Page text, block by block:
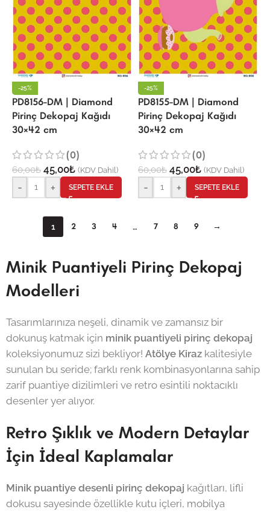
-25%
PD8156-DM | Diamond
Pirinç Dekopaj Kağıdı
30×42 cm
(0)
60,00₺ 45,00₺ (KDV Dahil)
- + SEPETE EKLE
-25%
PD8155-DM | Diamond
Pirinç Dekopaj Kağıdı
30×42 cm
(0)
60,00₺ 45,00₺ (KDV Dahil)
- + SEPETE EKLE
1 2 3 4 … 7 8 9 →
Minik Puantiyeli Pirinç Dekopaj
Modelleri
Tasarımlarınıza neşeli, dinamik ve zamansız bir
dokunuş katmak için minik puantiyeli pirinç dekopaj
koleksiyonumuz sizi bekliyor! Atölye Kiraz kalitesiyle
sunulan bu seride; farklı renk kombinasyonlarına sahip
zarif puantiye dizilimleri ve retro esintili noktacıklı
desenler yer alıyor.
Retro Şıklık ve Modern Detaylar
İçin İdeal Kaplamalar
Minik puantiye desenli pirinç dekopaj kağıtları, lifli
dokusu sayesinde özellikle kutu içleri, mobilya